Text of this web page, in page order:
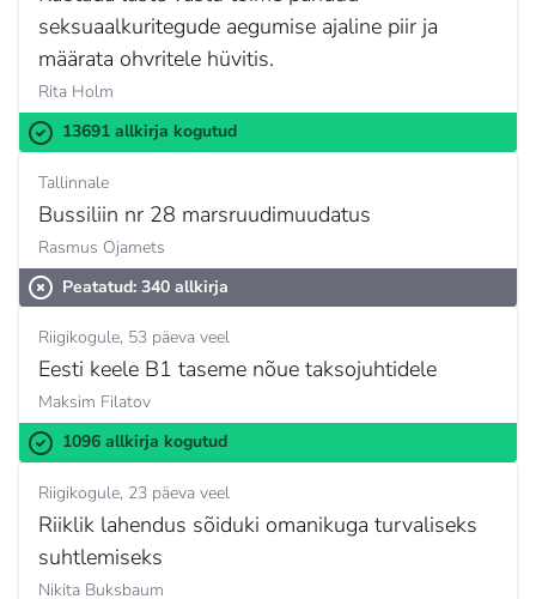
seksuaalkuritegude aegumise ajaline piir ja
määrata ohvritele hüvitis.
Rita Holm
13691 allkirja kogutud
Tallinnale
Bussiliin nr 28 marsruudimuudatus
Rasmus Ojamets
Peatatud: 340 allkirja
Riigikogule 53 päeva veel
Eesti keele B1 taseme nõue taksojuhtidele
Maksim Filatov
1096 allkirja kogutud
Riigikogule 23 päeva veel
Riiklik lahendus sõiduki omanikuga turvaliseks
suhtlemiseks
Nikita Buksbaum